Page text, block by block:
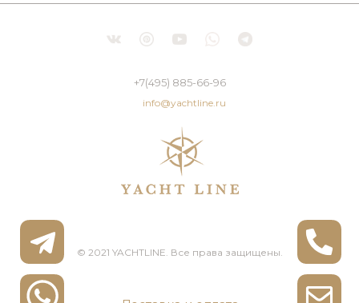
+7(495) 885-66-96
info@yachtline.ru
© 2021 YACHTLINE. Все права защищены.